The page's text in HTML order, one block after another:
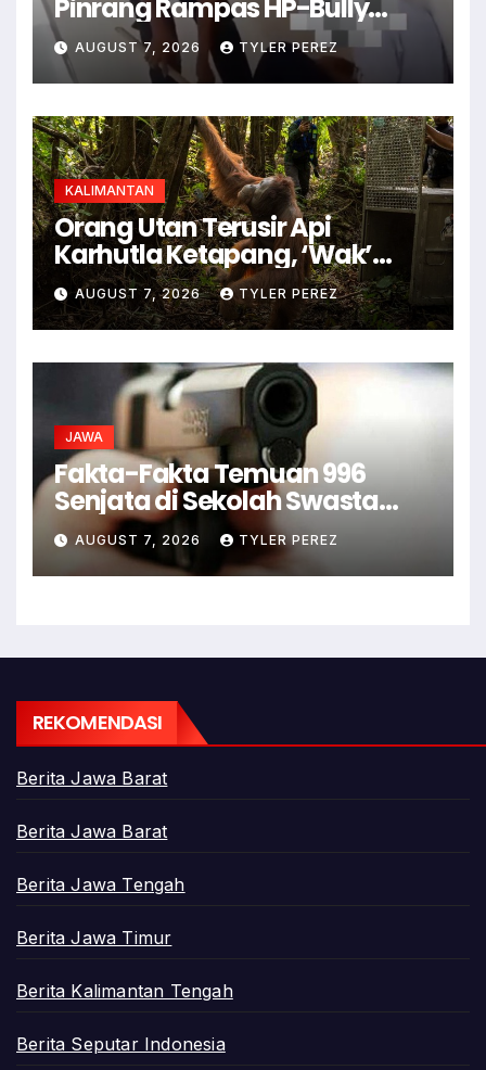
Pinrang Rampas HP-Bully
Junior
AUGUST 7, 2026 TYLER PEREZ
KALIMANTAN
Orang Utan Terusir Api
Karhutla Ketapang, ‘Wak’
Kabur ke Kebun Warga
AUGUST 7, 2026 TYLER PEREZ
JAWA
Fakta-Fakta Temuan 996
Senjata di Sekolah Swasta
Jaksel
AUGUST 7, 2026 TYLER PEREZ
REKOMENDASI
Berita Jawa Barat
Berita Jawa Barat
Berita Jawa Tengah
Berita Jawa Timur
Berita Kalimantan Tengah
Berita Seputar Indonesia